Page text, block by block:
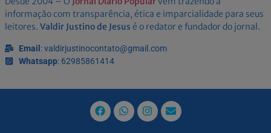
informação com transparência, ética e imparcialidade para seus
leitores. Valdir Justino de Jesus é o redator e fundador do jornal.
Email: valdirjustinocontato@gmail.com
Whatsapp: 62985861414